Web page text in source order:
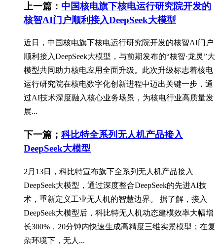
上一篇： 中国核电旗下核电运行研究院开发的
核智AI门户顺利接入DeepSeek大模型
近日，中国核电旗下核电运行研究院开发的核智AI门户
顺利接入DeepSeek大模型，与前期发布的“核智·龙灵”大
模型共同助力核电应用全面升级。此次升级标志着核电
运行研究院在核电数字化创新进程中迈出关键一步，通
过AI技术深度融入核心业务场景，为核电行业高质量发
展...
下一篇； 科比特全系列无人机产品接入
DeepSeek大模型
2月13日，科比特宣布旗下全系列无人机产品接入
DeepSeek大模型，通过深度整合DeepSeek的先进AI技
术，重新定义工业无人机的智慧边界。 据了解，接入
DeepSeek大模型后，科比特无人机动态建模效率大幅增
长300%，20分钟内快速生成高精度三维实景模型；在复
杂环境下，无人...